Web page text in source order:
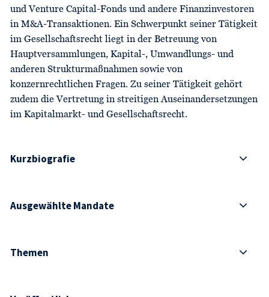
und Venture Capital-Fonds und andere Finanzinvestoren
in M&A-Trans­aktionen. Ein Schwerpunkt seiner Tätigkeit
im Gesellschafts­recht liegt in der Betreuung von
Hauptversammlungen, Kapital-, Umwandlungs- und
anderen Strukturmaßnahmen sowie von
konzernrechtlichen Fragen. Zu seiner Tätigkeit gehört
zudem die Vertretung in streitigen Auseinander­setzun­gen
im Kapitalmarkt- und Gesellschaftsrecht.
Kurzbiografie
Ausgewählte Mandate
Themen